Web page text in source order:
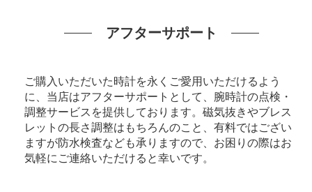
アフターサポート
ご購入いただいた時計を永くご愛用いただけるよう
に、当店はアフターサポートとして、腕時計の点検・
調整サービスを提供しております。磁気抜きやブレス
レットの長さ調整はもちろんのこと、有料ではござい
ますが防水検査なども承りますので、お困りの際はお
気軽にご連絡いただけると幸いです。